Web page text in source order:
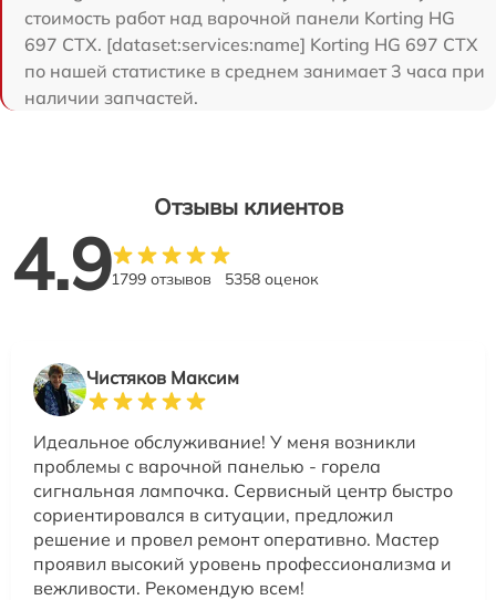
стоимость работ над варочной панели Korting HG
697 CTX. [dataset:services:name] Korting HG 697 CTX
по нашей статистике в среднем занимает 3 часа при
наличии запчастей.
Отзывы клиентов
4.91799 отзывов 5358 оценок
Чистяков Максим
Идеальное обслуживание! У меня возникли
проблемы с варочной панелью - горела
сигнальная лампочка. Сервисный центр быстро
сориентировался в ситуации, предложил
решение и провел ремонт оперативно. Мастер
проявил высокий уровень профессионализма и
вежливости. Рекомендую всем!